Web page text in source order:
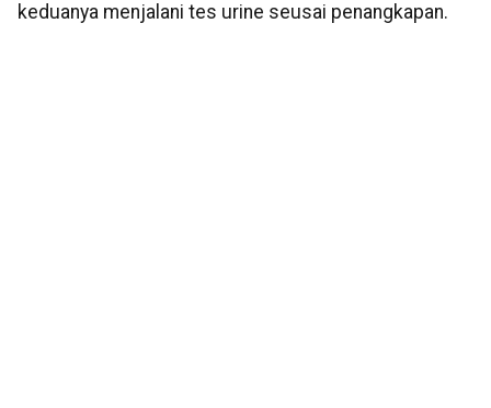
keduanya menjalani tes urine seusai penangkapan.